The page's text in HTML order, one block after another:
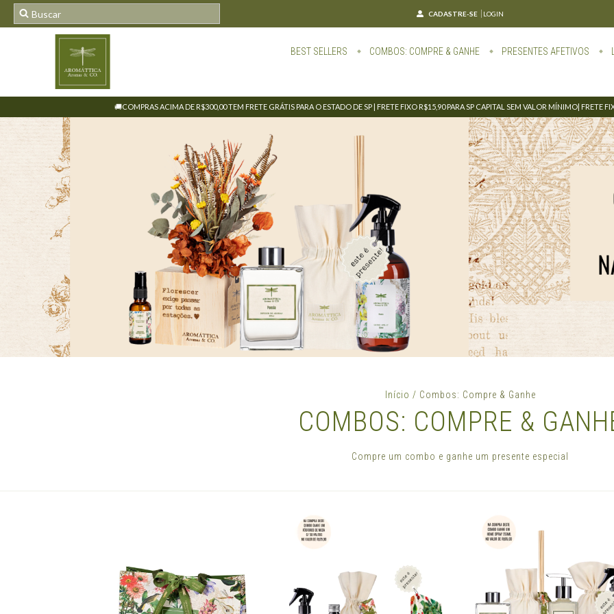
CADASTRE-SE LOGIN
BEST SELLERS COMBOS: COMPRE & GANHE PRESENTES AFETIVOS
🚚COMPRAS ACIMA DE R$300,00 TEM FRETE GRÁTIS PARA O ESTADO DE SP | FRETE FIXO R$15,90 PARA SP CAPITAL SEM VALOR MÍNIMO| FRETE
Início / Combos: Compre & Ganhe
COMBOS: COMPRE &
Compre um combo e ganhe um presente especial